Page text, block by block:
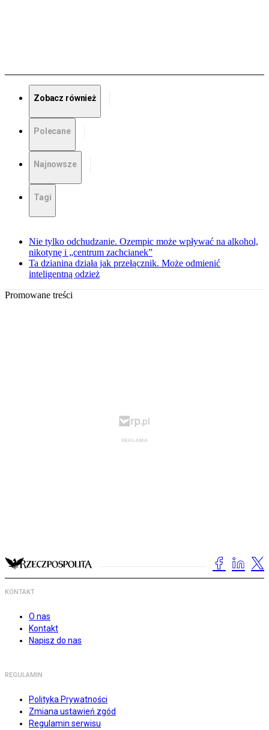
Zobacz również
Polecane
Najnowsze
Tagi
Nie tylko odchudzanie. Ozempic może wpływać na alkohol,
nikotynę i „centrum zachcianek”
Ta dzianina działa jak przełącznik. Może odmienić
inteligentną odzież
Promowane treści
KONTAKT
O nas
Kontakt
Napisz do nas
REGULAMIN
Polityka Prywatności
Zmiana ustawień zgód
Regulamin serwisu